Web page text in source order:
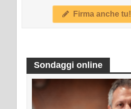
Firma anche tu!
Sondaggi online